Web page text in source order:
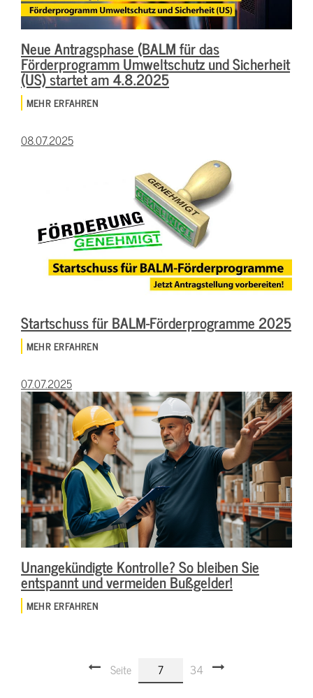
Neue Antragsphase (BALM für das
Förderprogramm Umweltschutz und Sicherheit
(US) startet am 4.8.2025
MEHR ERFAHREN
08.07.2025
Startschuss für BALM-Förderprogramme 2025
MEHR ERFAHREN
07.07.2025
Unangekündigte Kontrolle? So bleiben Sie
entspannt und vermeiden Bußgelder!
MEHR ERFAHREN
Seite 7 34